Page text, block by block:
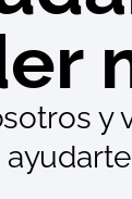
y